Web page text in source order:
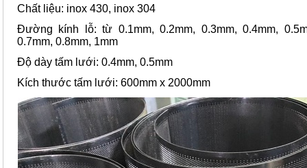
Chất liệu: inox 430, inox 304
Đường kính lỗ: từ 0.1mm, 0.2mm, 0.3mm, 0.4mm,
0.7mm, 0.8mm, 1mm
Độ dày tấm lưới: 0.4mm, 0.5mm
Kích thước tấm lưới: 600mm x 2000mm